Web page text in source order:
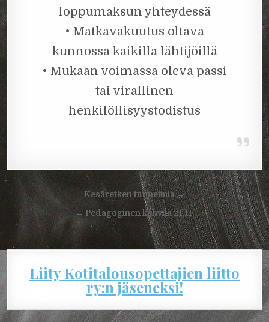
loppumaksun yhteydessä
• Matkavakuutus oltava
kunnossa kaikilla lähtijöillä
• Mukaan voimassa oleva passi
tai virallinen
henkilöllisyystodistus
Artikkelien
selaus
Kesäretken tunnelmia →
← Pedagoginen kahvila 21.11.
Liity Kotitalousopettajien liitto
ry:n jäseneksi!